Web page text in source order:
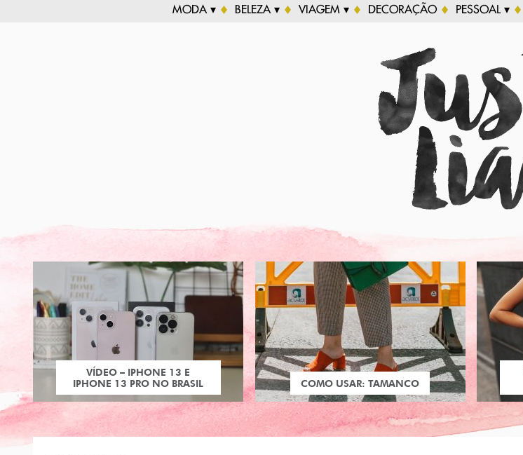
MODA ▾ BELEZA ▾ VIAGEM ▾ DECORAÇÃO PESSOAL ▾
VÍDEO – IPHONE 13 E
IPHONE 13 PRO NO BRASIL
COMO USAR: TAMANCO